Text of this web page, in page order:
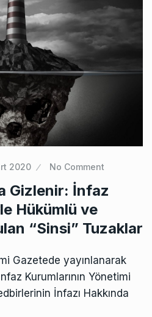
2020 No Comment
Gizlenir: İnfaz
Hükümlü ve
“Sinsi” Tuzaklar
Gazetede yayınlanarak
Kurumlarının Yönetimi
İnfazı Hakkında